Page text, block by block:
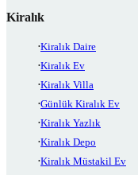
Kiralık
Kiralık Daire
Kiralık Ev
Kiralık Villa
Günlük Kiralık Ev
Kiralık Yazlık
Kiralık Depo
Kiralık Müstakil Ev